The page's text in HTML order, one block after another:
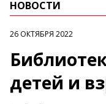
НОВОСТИ
26 ОКТЯБРЯ 2022
детей и